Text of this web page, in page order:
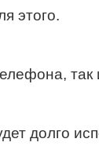
этого.
долго